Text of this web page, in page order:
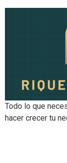
Todo lo que
hacer crecer tu